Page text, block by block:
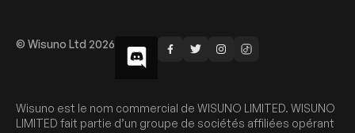
© Wisuno Ltd 2026
Wisuno est le nom commercial de WISUNO LIMITED. WISUNO
LIMITED fait partie d’un groupe de sociétés affiliées opérant